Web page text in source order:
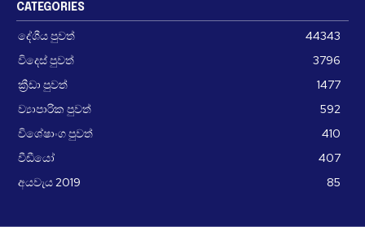
CATEGORIES
දේශීය පුවත්
44343
විදෙස් පුවත්
3796
ක්‍රීඩා පුවත්
1477
ව්‍යාපාරික පුවත්
592
විශේෂාංග පුවත්
410
වීඩීයෝ
407
අයවැය 2019
85